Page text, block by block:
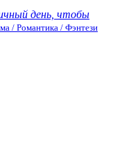
день, чтобы
/ Романтика / Фэнтези